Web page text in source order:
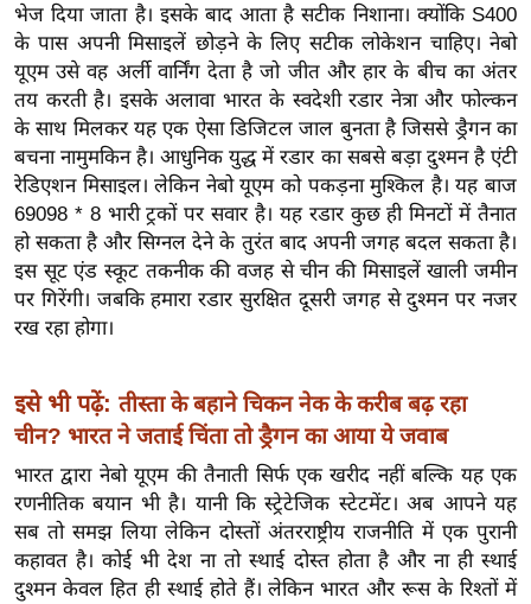
बॉ
ली
वु
ड
हॉ
ली
वु
ड
फि
ल्म
स
क्षा
B
r
e
a
k
i
भेज दिया जाता है। इसके बाद आता है सटीक निशाना। क्योंकि S400
के पास अपनी मिसाइलें छोड़ने के लिए सटीक लोकेशन चाहिए। नेबो
यूएम उसे वह अर्ली वार्निंग देता है जो जीत और हार के बीच का अंतर
तय करती है। इसके अलावा भारत के स्वदेशी रडार नेत्रा और फोल्कन
के साथ मिलकर यह एक ऐसा डिजिटल जाल बुनता है जिससे ड्रैगन का
बचना नामुमकिन है। आधुनिक युद्ध में रडार का सबसे बड़ा दुश्मन है एंटी
रेडिएशन मिसाइल। लेकिन नेबो यूएम को पकड़ना मुश्किल है। यह बाज
69098 * 8 भारी ट्रकों पर सवार है। यह रडार कुछ ही मिनटों में तैनात
हो सकता है और सिग्नल देने के तुरंत बाद अपनी जगह बदल सकता है।
इस सूट एंड स्कूट तकनीक की वजह से चीन की मिसाइलें खाली जमीन
पर गिरेंगी। जबकि हमारा रडार सुरक्षित दूसरी जगह से दुश्मन पर नजर
रख रहा होगा।
इसे भी पढ़ें: तीस्ता के बहाने चिकन नेक के करीब बढ़ रहा
चीन? भारत ने जताई चिंता तो ड्रैगन का आया ये जवाब
भारत द्वारा नेबो यूएम की तैनाती सिर्फ एक खरीद नहीं बल्कि यह एक
रणनीतिक बयान भी है। यानी कि स्ट्रेटेजिक स्टेटमेंट। अब आपने यह
सब तो समझ लिया लेकिन दोस्तों अंतरराष्ट्रीय राजनीति में एक पुरानी
कहावत है। कोई भी देश ना तो स्थाई दोस्त होता है और ना ही स्थाई
दुश्मन केवल हित ही स्थाई होते हैं। लेकिन भारत और रूस के रिश्तों में